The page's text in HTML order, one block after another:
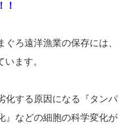
！
ろ遠洋漁業の保存には、
ます。
する原因になる『タンパ
』などの細胞の科学変化が